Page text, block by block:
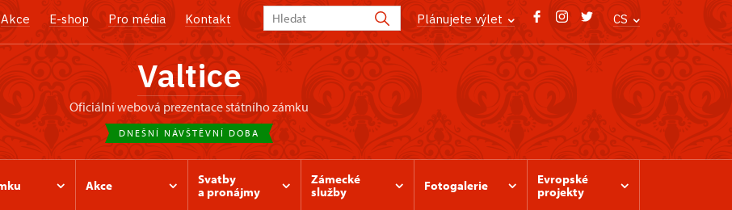
Akce E-shop Pro média Kontakt Plánujete výlet CS
Valtice
oficiální webová prezentace státního zámku
DNEŠNÍ NÁVŠTĚVNÍ DOBA
Akce
Svatby
a pronájmy
Zámecké
služby
Fotogalerie
Evropské
projekty